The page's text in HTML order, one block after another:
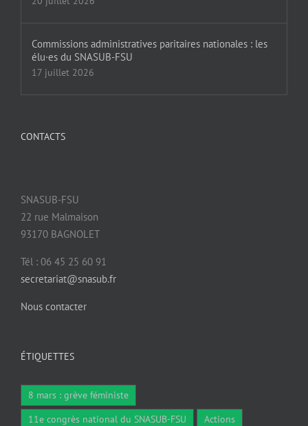
Commissions administratives paritaires nationales : les
élu·es du SNASUB-FSU
17 juillet 2026
CONTACTS
SNASUB-FSU
22 rue Malmaison
93170 BAGNOLET
Tél : 06 45 25 60 91
secretariat@snasub.fr
Nous contacter
ÉTIQUETTES
8 mars : grève féministe
11e congrès national du SNASUB-FSU
Actions